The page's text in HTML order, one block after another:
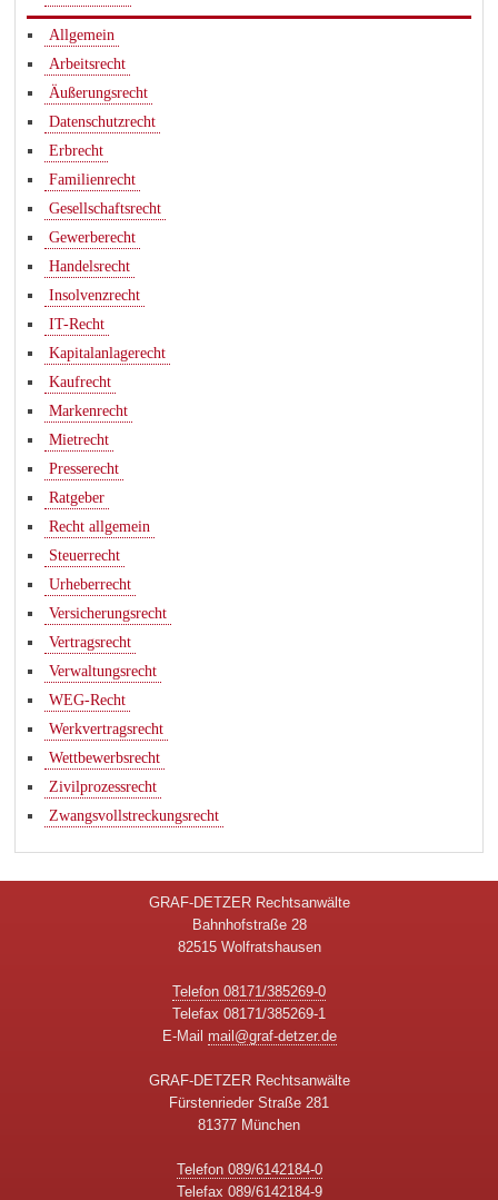
Allgemein
Arbeitsrecht
Äußerungsrecht
Datenschutzrecht
Erbrecht
Familienrecht
Gesellschaftsrecht
Gewerberecht
Handelsrecht
Insolvenzrecht
IT-Recht
Kapitalanlagerecht
Kaufrecht
Markenrecht
Mietrecht
Presserecht
Ratgeber
Recht allgemein
Steuerrecht
Urheberrecht
Versicherungsrecht
Vertragsrecht
Verwaltungsrecht
WEG-Recht
Werkvertragsrecht
Wettbewerbsrecht
Zivilprozessrecht
Zwangsvollstreckungsrecht
GRAF-DETZER Rechtsanwälte
Bahnhofstraße 28
82515 Wolfratshausen
Telefon 08171/385269-0
Telefax 08171/385269-1
E-Mail mail@graf-detzer.de
GRAF-DETZER Rechtsanwälte
Fürstenrieder Straße 281
81377 München
Telefon 089/6142184-0
Telefax 089/6142184-9